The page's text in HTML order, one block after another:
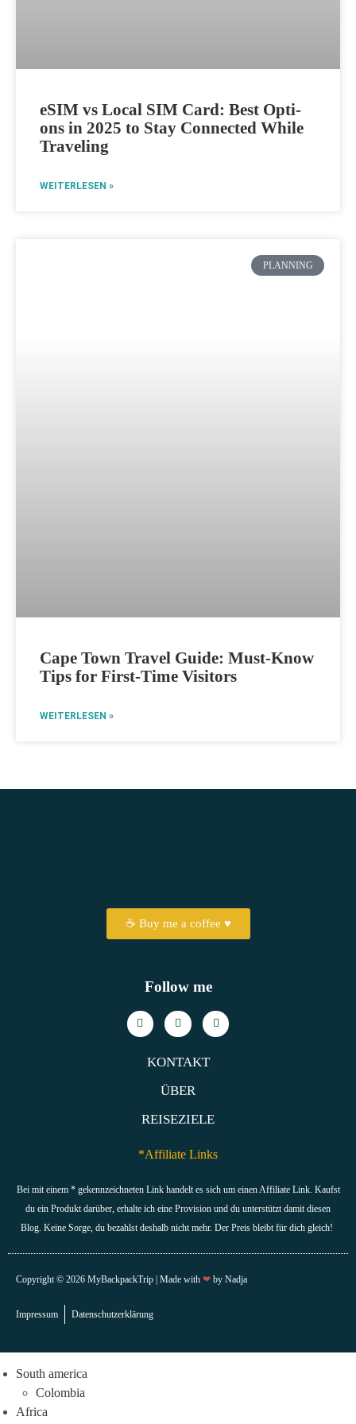
eSIM vs Local SIM Card: Best Opti­
ons in 2025 to Stay Con­nec­ted While
Traveling
WEITERLESEN »
PLANNING
Cape Town Tra­vel Gui­de: Must-Know
Tips for First-Time Visitors
WEITERLESEN »
☕ Buy me a coffee ♥
Follow me
KONTAKT
ÜBER
REISEZIELE
*Affiliate Links
Bei mit einem * gekennzeichneten Link handelt es sich um einen Affiliate Link. Kaufst
du ein Produkt darüber, erhalte ich eine Provision und du unterstützt damit diesen
Blog. Keine Sorge, du bezahlst deshalb nicht mehr. Der Preis bleibt für dich gleich!
Copyright © 2026 MyBackpackTrip | Made with ❤ by Nadja​​
Impressum Datenschutzerklärung
South ame­ri­ca
Colom­bia
Afri­ca